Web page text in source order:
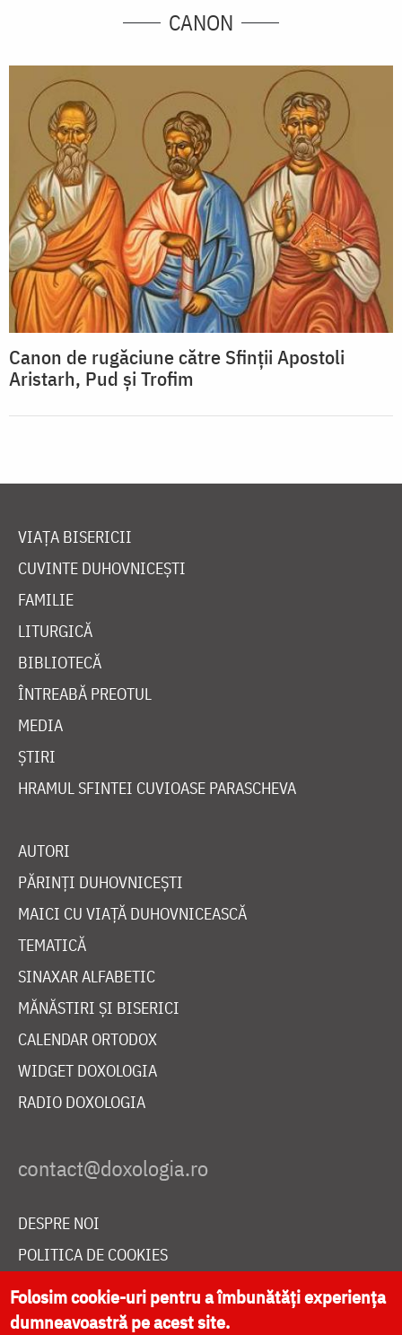
CANON
Canon de rugăciune către Sfinţii Apostoli
Aristarh, Pud şi Trofim
VIAȚA BISERICII
CUVINTE DUHOVNICEȘTI
FAMILIE
LITURGICĂ
BIBLIOTECĂ
ÎNTREABĂ PREOTUL
MEDIA
ȘTIRI
HRAMUL SFINTEI CUVIOASE PARASCHEVA
AUTORI
PĂRINȚI DUHOVNICEȘTI
MAICI CU VIAȚĂ DUHOVNICEASCĂ
TEMATICĂ
SINAXAR ALFABETIC
MĂNĂSTIRI ȘI BISERICI
CALENDAR ORTODOX
WIDGET DOXOLOGIA
RADIO DOXOLOGIA
DESPRE NOI
POLITICA DE COOKIES
DONEAZĂ ONLINE PENTRU CATEDRALA NAȚIONALĂ
Folosim cookie-uri pentru a îmbunătăți experiența
dumneavoastră pe acest site.